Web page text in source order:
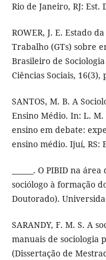
Rio de Janeiro, RJ: Est.
ROWER, J. E. Estado
Trabalho (GTs) sobre
Brasileiro de
Ciências Sociais, 16(3),
SANTOS, M. B. A
Ensino Médio. In: L. M.
ensino em debate:
ensino médio. Ijuí, RS:
______. O PIBID na
sociólogo à formação
Doutorado).
SARANDY, F. M. S. A
manuais de sociologia
(Dissertação de